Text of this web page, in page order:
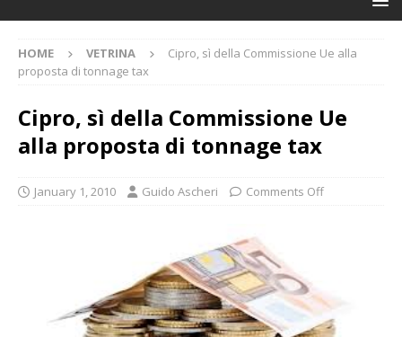
HOME VETRINA
Cipro, sì della Commissione Ue alla
proposta di tonnage tax
Cipro, sì della Commissione Ue
alla proposta di tonnage tax
January 1, 2010 Guido Ascheri Comments Off